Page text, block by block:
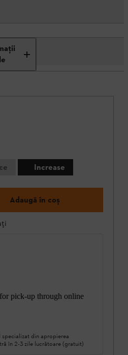
Increase
Adaugă în coș
pick-up through online
specializat din apropierea
în 2-3 zile lucrătoare (gratuit)